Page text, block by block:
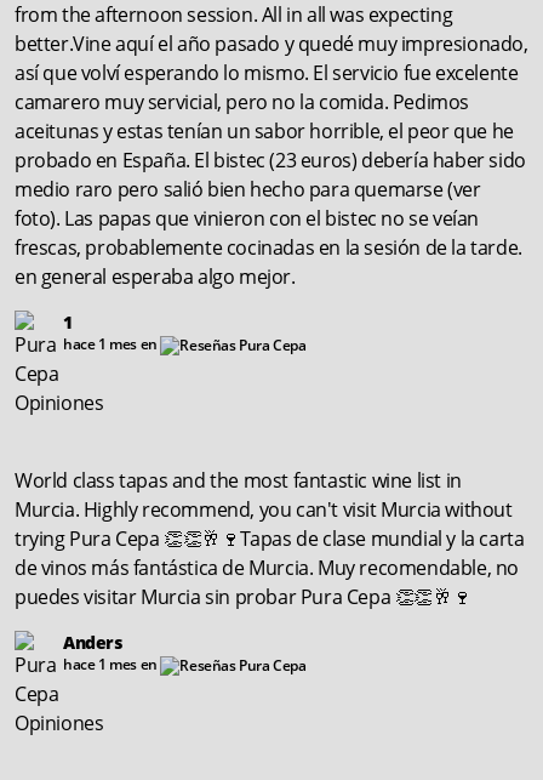
from the afternoon session. All in all was expecting
better.Vine aquí el año pasado y quedé muy impresionado,
así que volví esperando lo mismo. El servicio fue excelente
camarero muy servicial, pero no la comida. Pedimos
aceitunas y estas tenían un sabor horrible, el peor que he
probado en España. El bistec (23 euros) debería haber sido
medio raro pero salió bien hecho para quemarse (ver
foto). Las papas que vinieron con el bistec no se veían
frescas, probablemente cocinadas en la sesión de la tarde.
en general esperaba algo mejor.
1
hace 1 mes en
World class tapas and the most fantastic wine list in
Murcia. Highly recommend, you can't visit Murcia without
trying Pura Cepa 👏👏🥂🍷Tapas de clase mundial y la carta
de vinos más fantástica de Murcia. Muy recomendable, no
puedes visitar Murcia sin probar Pura Cepa 👏👏🥂🍷
Anders
hace 1 mes en